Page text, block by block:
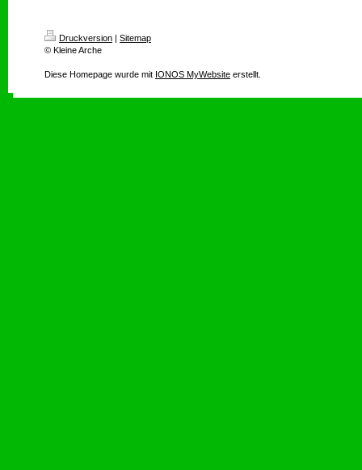
Druckversion
Sitemap
© Kleine Arche
Diese Homepage wurde mit IONOS MyWebsite erstellt.